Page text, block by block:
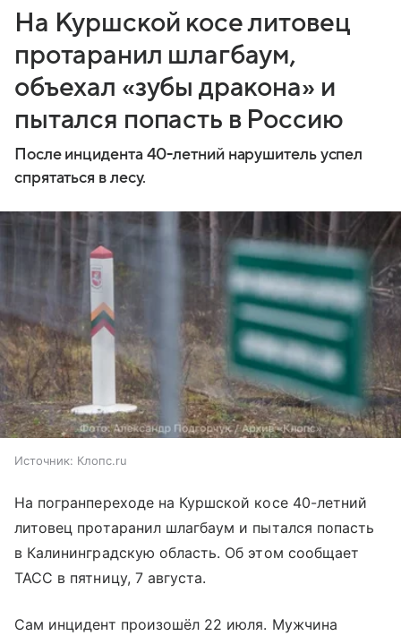
На Куршской косе литовец
протаранил шлагбаум,
объехал «зубы дракона» и
пытался попасть в Россию
После инцидента 40-летний нарушитель успел
спрятаться в лесу.
Источник: Клопс.ru
На погранпереходе на Куршской косе 40-летний
литовец протаранил шлагбаум и пытался попасть
в Калининградскую область. Об этом сообщает
ТАСС в пятницу, 7 августа.
Сам инцидент произошёл 22 июля. Мужчина